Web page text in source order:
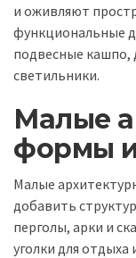
и оживляют
функциональные
подвесные кашпо,
светильники.
Малые
формы
Малые
добавить
перголы, арки и
уголки для